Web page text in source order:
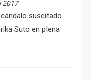
2017
suscitado
Suto en plena